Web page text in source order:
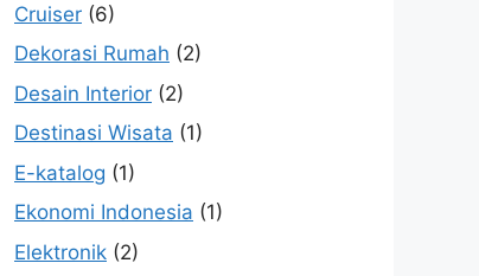
Cruiser (6)
Dekorasi Rumah (2)
Desain Interior (2)
Destinasi Wisata (1)
E-katalog (1)
Ekonomi Indonesia (1)
Elektronik (2)